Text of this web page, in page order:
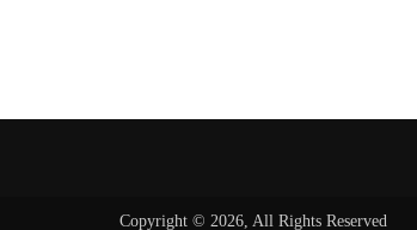
Copyright © 2026, All Rights Reserved